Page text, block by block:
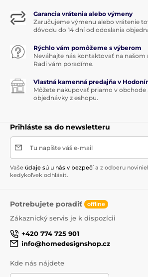
Garancia vrátenia alebo výmeny
Zaručujeme výmenu alebo vrátenie
dôvodu do 14 dní od odoslania
Rýchlo vám pomôžeme s výberom
Neváhajte nás kontaktovať na našom
Radi vám poradíme.
Vlastná kamenná predajňa v
Môžete nakupovať priamo v obchode
objednávky z eshopu.
Prihláste sa do newsletteru
Tu napíšte váš e-mail
Vaše údaje sú u nás v bezpečí a z odberu
kedykoľvek odhlásiť.
Potrebujete poradiť offline
Zákaznický servis je k dispozícii
+420 774 725 901
info@homedesignshop.cz
Kde nás nájdete